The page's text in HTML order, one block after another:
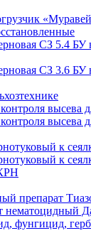
СЗ 5.4 БУ
СЗ 3.6 БУ
высева
высева
к
к
препарат
нематоцидный
фунгицид,